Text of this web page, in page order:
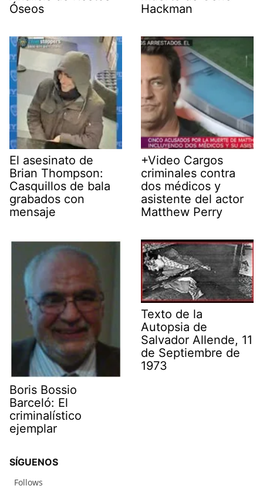
Óseos
Hackman
El asesinato de
Brian Thompson:
Casquillos de bala
grabados con
mensaje
+Video Cargos
criminales contra
dos médicos y
asistente del actor
Matthew Perry
Boris Bossio
Barceló: El
criminalístico
ejemplar
Texto de la
Autopsia de
Salvador Allende, 11
de Septiembre de
1973
SÍGUENOS
Follows